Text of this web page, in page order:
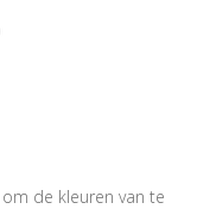
de kleuren van te